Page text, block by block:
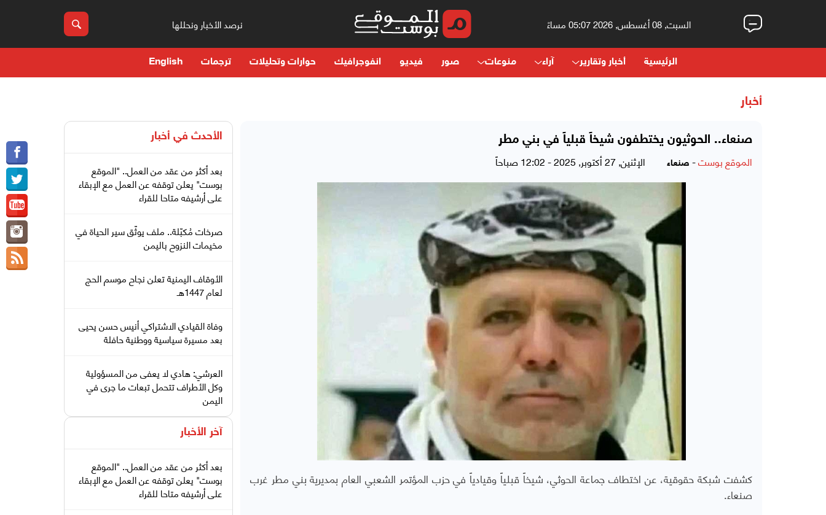
السبت, 08 أغسطس, 2026 05:07 مساءً نرصد الأخبار ونحللها
الرئيسية أخبار وتقارير آراء منوعات صور فيديو انفوجرافيك حوارات وتحليلات ترجمات English
أخبار
صنعاء.. الحوثيون يختطفون شيخاً قبلياً في بني مطر
الموقع بوست- صنعاء الإثنين, 27 أكتوبر, 2025 - 12:02 صباحاً
كشفت شبكة حقوقية، عن اختطاف جماعة الحوثي، شيخاً قبلياً وقيادياً في حزب المؤتمر الشعبي العام بمديرية بني مطر غرب
صنعاء.
الأحدث في أخبار
بعد أكثر من عقد من العمل.. "الموقع
بوست" يعلن توقفه عن العمل مع الإبقاء
على أرشيفه متاحا للقراء
صرخات مُكبّلة.. ملف يوثّق سير الحياة في
مخيمات النزوح باليمن
الأوقاف اليمنية تعلن نجاح موسم الحج
لعام 1447هـ
وفاة القيادي الاشتراكي أنيس حسن يحيى
بعد مسيرة سياسية ووطنية حافلة
العرشي: هادي لا يعفى من المسؤولية
وكل الأطراف تتحمل تبعات ما جرى في
اليمن
آخر الأخبار
بعد أكثر من عقد من العمل.. "الموقع
بوست" يعلن توقفه عن العمل مع الإبقاء
على أرشيفه متاحا للقراء